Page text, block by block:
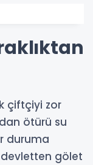
çiftçiyi zor
ötürü su
duruma
gölet